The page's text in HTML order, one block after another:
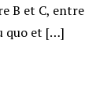
B et C, entre
quo et […]